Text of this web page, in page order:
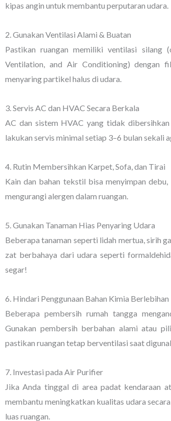
kipas angin untuk membantu perputaran udara.
2. Gunakan Ventilasi Alami & Buatan
Pastikan ruangan memiliki ventilasi silang
Ventilation, and Air Conditioning) dengan
menyaring partikel halus di udara.
3. Servis AC dan HVAC Secara Berkala
AC dan sistem HVAC yang tidak
lakukan servis minimal setiap 3–6 bulan sekali
4. Rutin Membersihkan Karpet, Sofa, dan Tirai
Kain dan bahan tekstil bisa menyimpan
mengurangi alergen dalam ruangan.
5. Gunakan Tanaman Hias Penyaring Udara
Beberapa tanaman seperti lidah mertua, sirih
zat berbahaya dari udara seperti
segar!
6. Hindari Penggunaan Bahan Kimia Berlebihan
Beberapa pembersih rumah tangga
Gunakan pembersih berbahan alami atau
pastikan ruangan tetap berventilasi saat
7. Investasi pada Air Purifier
Jika Anda tinggal di area padat kendaraan
membantu meningkatkan kualitas udara
luas ruangan.